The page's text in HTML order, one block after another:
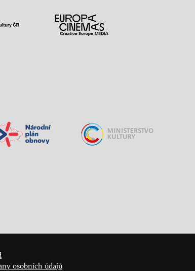
osobních údajů